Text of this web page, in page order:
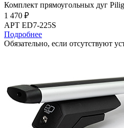
Комплект прямоугольных дуг
1 470 ₽
АРТ ED7-225S
Подробнее
Обязательно, если отсутствуют